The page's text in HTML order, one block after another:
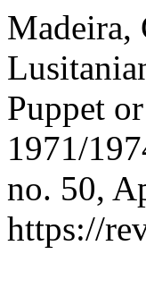
Madeira,
Puppet
1971/
no. 50,
https://